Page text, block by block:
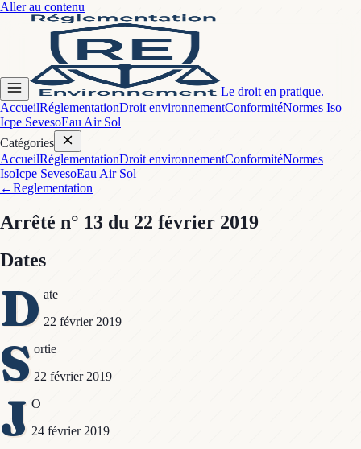
Aller au contenu
Le droit en pratique.
AccueilRéglementationDroit environnementConformitéNormes Iso
Icpe SevesoEau Air Sol
Catégories
AccueilRéglementationDroit environnementConformitéNormes
IsoIcpe SevesoEau Air Sol
←Reglementation
Arrêté n° 13 du 22 février 2019
Dates
D ate
22 février 2019
S ortie
22 février 2019
J O
24 février 2019